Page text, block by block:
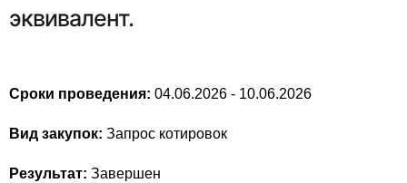
эквивалент.
Сроки проведения: 04.06.2026 - 10.06.2026
Вид закупок: Запрос котировок
Результат: Завершен